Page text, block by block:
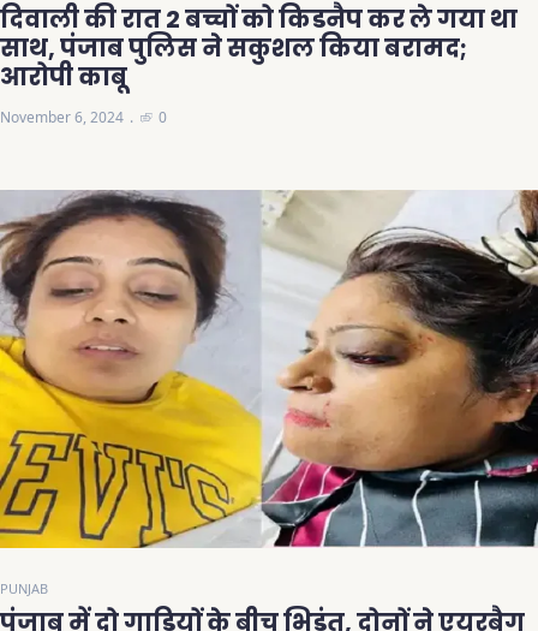
दिवाली की रात 2 बच्चों को किडनैप कर ले गया था
साथ, पंजाब पुलिस ने सकुशल किया बरामद;
आरोपी काबू
November 6, 2024 0
PUNJAB
पंजाब में दो गाड़ियों के बीच भिड़ंत, दोनों ने एयरबैग